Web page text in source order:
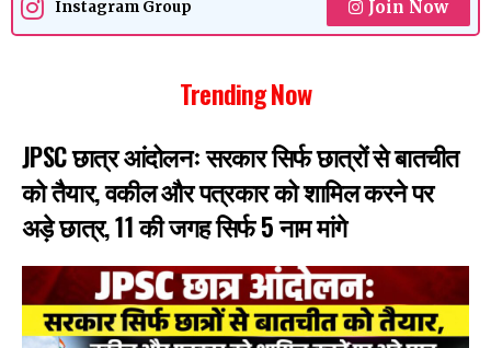
Instagram Group Join Now
Trending Now
JPSC छात्र आंदोलनः सरकार सिर्फ छात्रों से बातचीत
को तैयार, वकील और पत्रकार को शामिल करने पर
अड़े छात्र, 11 की जगह सिर्फ 5 नाम मांगे